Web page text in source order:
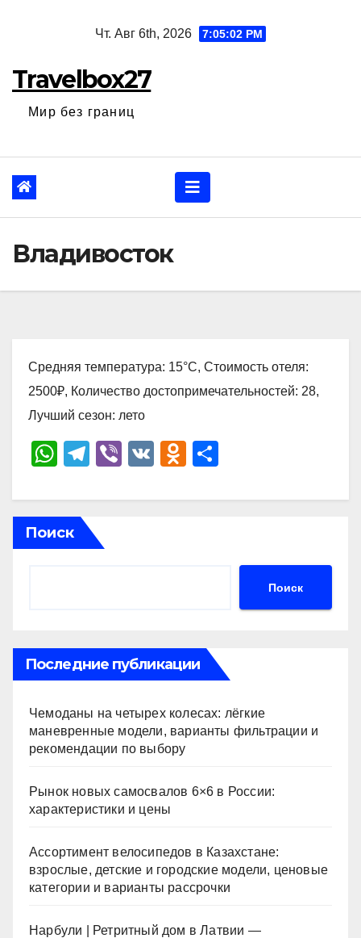
Чт. Авг 6th, 2026 7:05:03 PM
Travelbox27
Мир без границ
Владивосток
Средняя температура: 15°C, Стоимость отеля:
2500₽, Количество достопримечательностей: 28,
Лучший сезон: лето
W
at
s
A
T
e
gr
a
Vi
er
V
O
n
ki
р
ть
Поиск
Поиск
Последние публикации
Чемоданы на четырех колесах: лёгкие
маневренные модели, варианты фильтрации и
рекомендации по выбору
Рынок новых самосвалов 6×6 в России:
характеристики и цены
Ассортимент велосипедов в Казахстане:
взрослые, детские и городские модели, ценовые
категории и варианты рассрочки
Нарбули | Ретритный дом в Латвии —